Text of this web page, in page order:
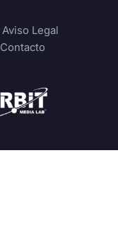
Aviso Legal
Contacto